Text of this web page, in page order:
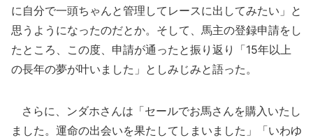
に自分で一頭ちゃんと管理してレースに出してみたい」と
思うようになったのだとか。そして、馬主の登録申請をし
たところ、この度、申請が通ったと振り返り「15年以上
の長年の夢が叶いました」としみじみと語った。
さらに、ンダホさんは「セールでお馬さんを購入いたし
ました。運命の出会いを果たしてしまいました」「いわゆ